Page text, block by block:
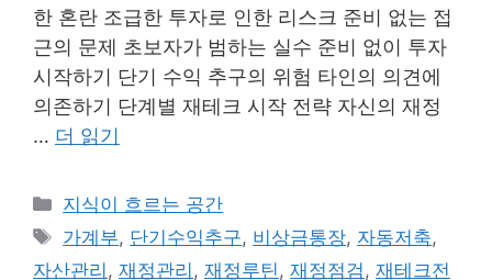
한 혼란 조급한 투자로 인한 리스크 준비 없는 접
근의 문제 초보자가 범하는 실수 준비 없이 투자
시작하기 단기 수익 추구의 위험 타인의 의견에
의존하기 단계별 재테크 시작 전략 자신의 재정
… 더 읽기
카
테
지식이 흐르는 공간
태
그
가계부, 단기수익추구, 비상금통장, 자동저축,
자산관리 , 재정관리 , 재정루틴, 재정점검, 재테크전